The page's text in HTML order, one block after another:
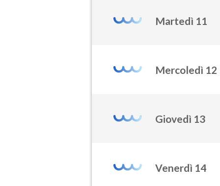
Martedì 11
Mercoledì 12
Giovedì 13
Venerdì 14